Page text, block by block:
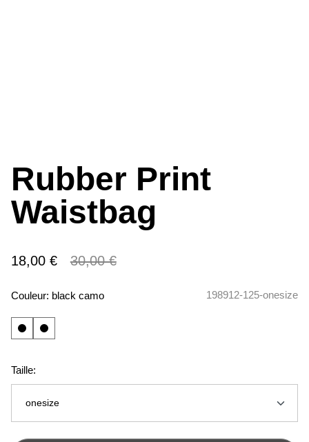
Rubber Print
Waistbag
18,00 € 30,00 €
Couleur: black camo 198912-125-onesize
Taille:
onesize